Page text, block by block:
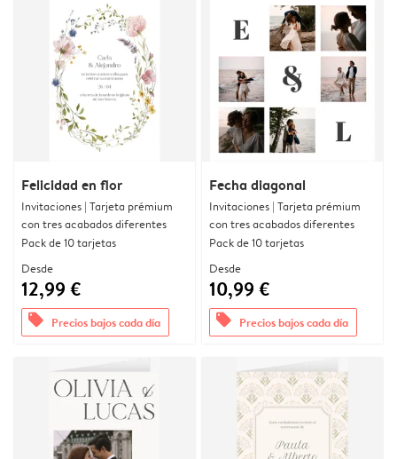
Felicidad en flor
Invitaciones | Tarjeta prémium
con tres acabados diferentes
Pack de 10 tarjetas
Desde
12,99 €
offers Precios bajos cada día
Fecha diagonal
Invitaciones | Tarjeta prémium
con tres acabados diferentes
Pack de 10 tarjetas
Desde
10,99 €
offers Precios bajos cada día